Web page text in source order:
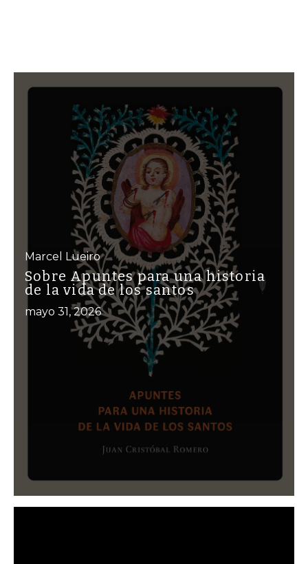
Marcel Lueiro
Sobre Apuntes para una historia
de la vida de los santos
mayo 31, 2026